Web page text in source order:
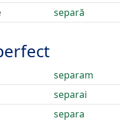
separă
separam
separai
separa